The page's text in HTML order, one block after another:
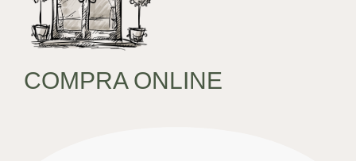
COMPRA ONLINE